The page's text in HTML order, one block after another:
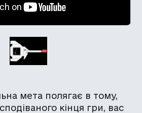
мета полягає в тому,
кінця гри, вас